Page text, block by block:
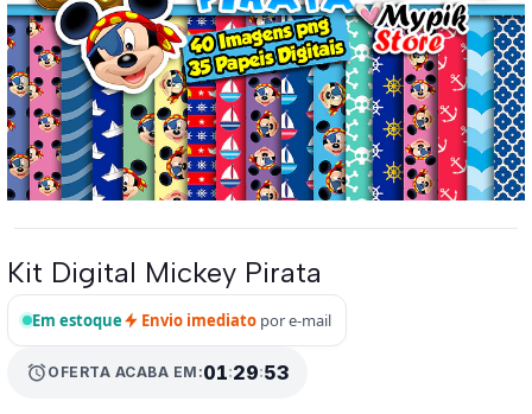
Kit Digital Mickey Pirata
Em estoque Envio imediato por e-mail
alarmOFERTA ACABA EM:01:29:52